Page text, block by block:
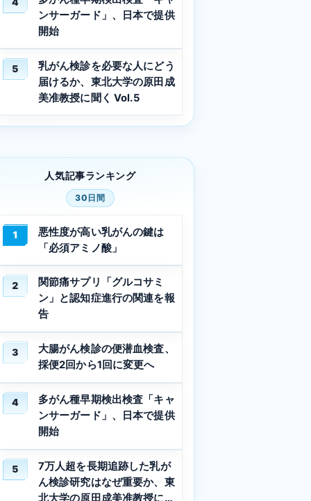
ンサーガード」、日本で提供
開始
5
乳がん検診を必要な人にどう
届けるか、東北大学の原田成
美准教授に聞く Vol.5
人気記事ランキング
30日間
1
悪性度が高い乳がんの鍵は
「必須アミノ酸」
2
関節痛サプリ「グルコサミ
ン」と認知症進行の関連を報
告
3
大腸がん検診の便潜血検査、
採便2回から1回に変更へ
4
多がん種早期検出検査「キャ
ンサーガード」、日本で提供
開始
5
7万人超を長期追跡した乳が
ん検診研究はなぜ重要か、東
北大学の原田成美准教授に聞